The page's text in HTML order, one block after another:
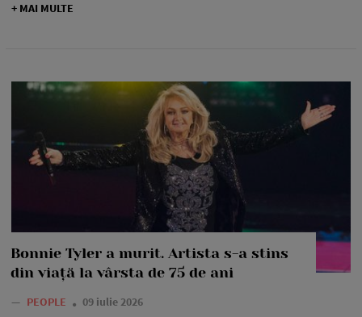
+ MAI MULTE
Bonnie Tyler a murit. Artista s-a stins
din viață la vârsta de 75 de ani
— PEOPLE 09 iulie 2026